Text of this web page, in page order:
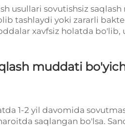
usullari sovutishsiz
tashlaydi yoki zararli
xavfsiz holatda bo'lib,
muddati
1-2 yil davomida
saqlangan bo'lsa.